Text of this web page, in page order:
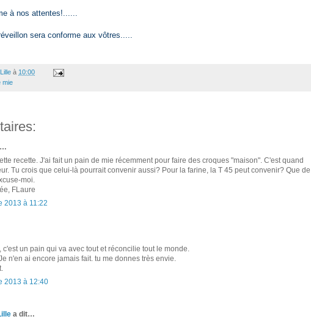
à nos attentes!......
sera conforme aux vôtres.....
à 10:00
mie
recette. J'ai fait un pain de mie récemment pour faire des croques "maison". C'est quand
Tu crois que celui-là pourrait convenir aussi? Pour la farine, la T 45 peut convenir? Que de
moi.
FLaure
2013 à 11:22
c'est un pain qui va avec tout et réconcilie tout le monde.
n'en ai encore jamais fait. tu me donnes très envie.
2013 à 12:40
a dit…